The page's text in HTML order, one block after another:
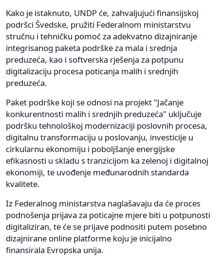
Kako je istaknuto, UNDP će, zahvaljujući finansijskoj
podršci Švedske, pružiti Federalnom ministarstvu
stručnu i tehničku pomoć za adekvatno dizajniranje
integrisanog paketa podrške za mala i srednja
preduzeća, kao i softverska rješenja za potpunu
digitalizaciju procesa poticanja malih i srednjih
preduzeća.
Paket podrške koji se odnosi na projekt "Jačanje
konkurentnosti malih i srednjih preduzeća" uključuje
podršku tehnološkoj modernizaciji poslovnih procesa,
digitalnu transformaciju u poslovanju, investicije u
cirkularnu ekonomiju i poboljšanje energijske
efikasnosti u skladu s tranzicijom ka zelenoj i digitalnoj
ekonomiji, te uvođenje međunarodnih standarda
kvalitete.
Iz Federalnog ministarstva naglašavaju da će proces
podnošenja prijava za poticajne mjere biti u potpunosti
digitaliziran, te će se prijave podnositi putem posebno
dizajnirane online platforme koju je inicijalno
finansirala Evropska unija.